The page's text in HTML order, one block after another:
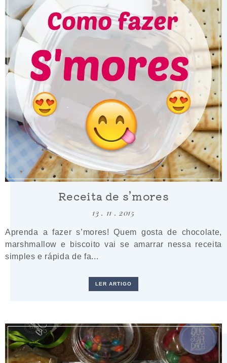
Receita de s’mores
13 . 11 . 2015
Aprenda a fazer s’mores! Quem gosta de chocolate,
marshmallow e biscoito vai se amarrar nessa receita
simples e rápida de fa...
LER ARTIGO